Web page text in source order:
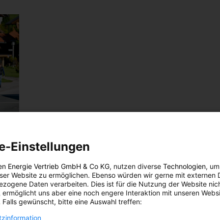
in
Einstellungen
Energie Vertrieb GmbH & Co KG, nutzen diverse Technologien,
Website zu ermöglichen. Ebenso würden wir gerne mit externen
Daten verarbeiten. Dies ist für die Nutzung der Website
ermöglicht uns aber eine noch engere Interaktion mit unseren
Falls gewünscht, bitte eine Auswahl treffen: